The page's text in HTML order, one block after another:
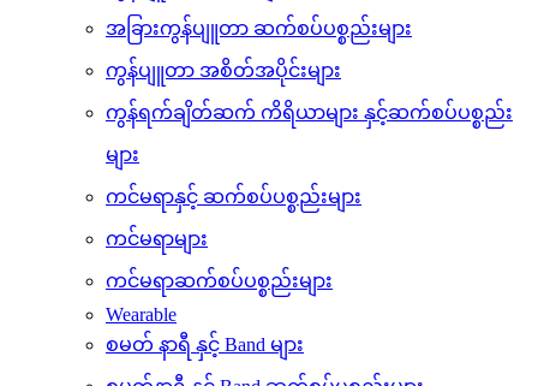
မောနီတာ၊ ကီးဘုတ် နှင့် မောက်(စ်) များ
ကွန်ပျူတာ စပီကာများ
အခြားကွန်ပျူတာ ဆက်စပ်ပစ္စည်းများ
ကွန်ပျူတာ အစိတ်အပိုင်းများ
ကွန်ရက်ချိတ်ဆက် ကိရိယာများ နှင့်ဆက်စပ်ပစ္စည်း
များ
ကင်မရာနှင့် ဆက်စပ်ပစ္စည်းများ
ကင်မရာများ
ကင်မရာဆက်စပ်ပစ္စည်းများ